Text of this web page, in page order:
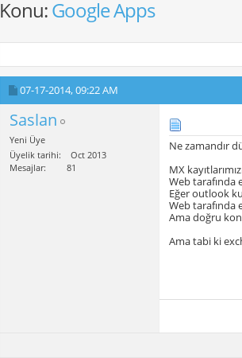
Konu:Google Apps
07-17-2014,09:22 AM
Saslan
Yeni Üye
Üyelik tarihi
Oct 2013
Mesajlar
81
Ne zamandır
MX
Web tarafında
Eğer outlook
Web tarafında
Ama doğru
Ama tabi ki